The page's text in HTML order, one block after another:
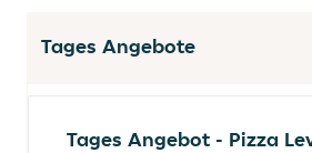
Tages Angebote
Tages Angebot - Pizza